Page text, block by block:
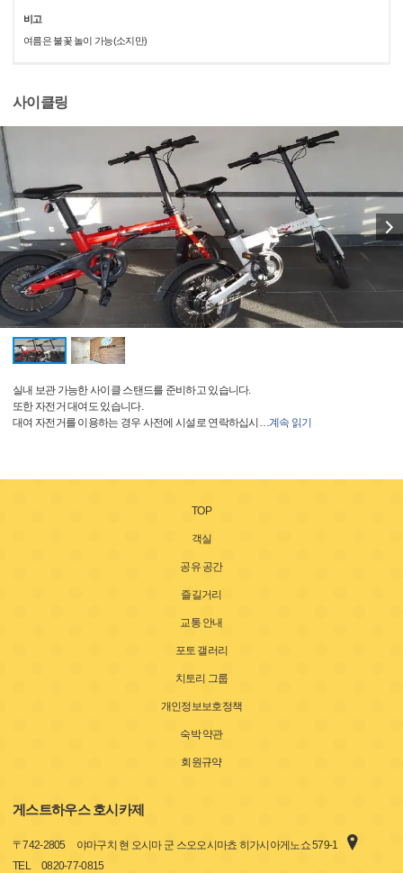
비고
여름은 불꽃 놀이 가능(소지만)
사이클링
실내 보관 가능한 사이클 스탠드를 준비하고 있습니다.
또한 자전거 대여도 있습니다.
대여 자전거를 이용하는 경우 사전에 시설로 연락하십시 …계속 읽기
TOP
객실
공유 공간
즐길거리
교통 안내
포토 갤러리
치토리 그룹
개인정보보호정책
숙박 약관
회원규약
게스트하우스 호시카제
〒742-2805
야마구치 현 오시마 군 스오오시마쵸 히가시아게노쇼 579-1
TEL
0820-77-0815